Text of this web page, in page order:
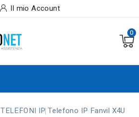
Il mio Account
0
TELEFONI IP Telefono IP Fanvil X4U